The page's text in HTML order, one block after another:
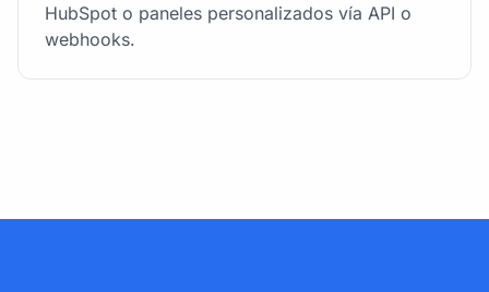
HubSpot o paneles personalizados vía API o
webhooks.